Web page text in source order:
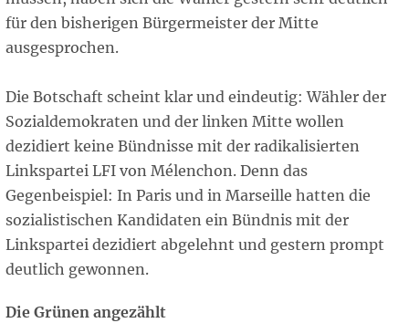
für den bisherigen Bürgermeister der Mitte
ausgesprochen.
Die Botschaft scheint klar und eindeutig: Wähler der
Sozialdemokraten und der linken Mitte wollen
dezidiert keine Bündnisse mit der radikalisierten
Linkspartei LFI von Mélenchon. Denn das
Gegenbeispiel: In Paris und in Marseille hatten die
sozialistischen Kandidaten ein Bündnis mit der
Linkspartei dezidiert abgelehnt und gestern prompt
deutlich gewonnen.
Die Grünen angezählt